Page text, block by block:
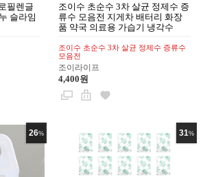
필렌글
슬라임
조이수 초순수 3차 살균 정제수 증
류수 모음전 지게차 배터리 화장
품 약국 의료용 가습기 냉각수
조이수 초순수 3차 살균 정제수 증류수
모음전
조이라이프
4,400원
26% 31%